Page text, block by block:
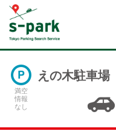
満空
情報
なし
えの木駐車場